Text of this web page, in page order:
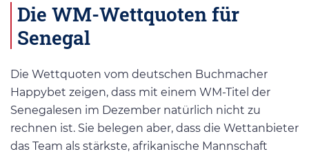
Die WM-Wettquoten für
Senegal
Die Wettquoten vom deutschen Buchmacher
Happybet zeigen, dass mit einem WM-Titel der
Senegalesen im Dezember natürlich nicht zu
rechnen ist. Sie belegen aber, dass die Wettanbieter
das Team als stärkste, afrikanische Mannschaft